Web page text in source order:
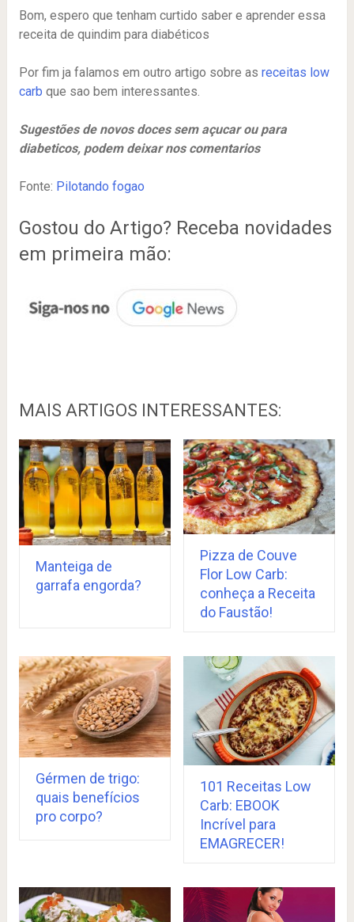
Bom, espero que tenham curtido saber e aprender essa
receita de quindim para diabéticos
Por fim ja falamos em outro artigo sobre as receitas low
carb que sao bem interessantes.
Sugestões de novos doces sem açucar ou para
diabeticos, podem deixar nos comentarios
Fonte: Pilotando fogao
Gostou do Artigo? Receba novidades
em primeira mão:
MAIS ARTIGOS INTERESSANTES:
Manteiga de
garrafa engorda?
Pizza de Couve
Flor Low Carb:
conheça a Receita
do Faustão!
Gérmen de trigo:
quais benefícios
pro corpo?
101 Receitas Low
Carb: EBOOK
Incrível para
EMAGRECER!